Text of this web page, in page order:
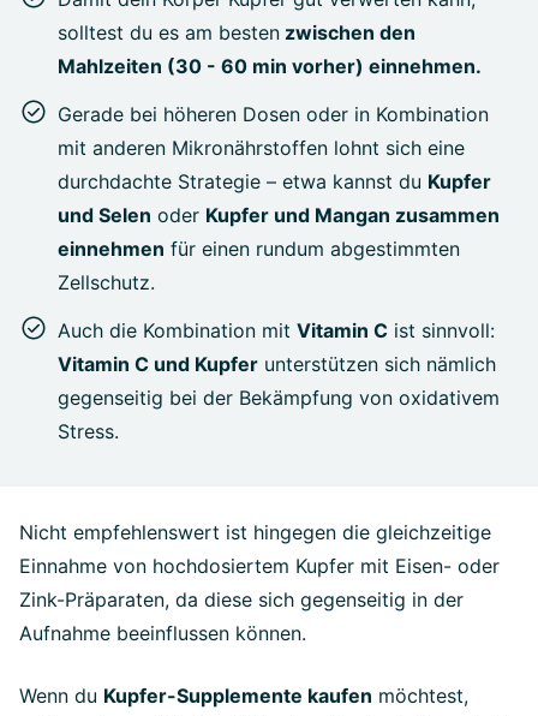
solltest du es am besten zwischen den
Mahlzeiten (30 - 60 min vorher) einnehmen.
Gerade bei höheren Dosen oder in Kombination
mit anderen Mikronährstoffen lohnt sich eine
durchdachte Strategie – etwa kannst du Kupfer
und Selen oder Kupfer und Mangan zusammen
einnehmen für einen rundum abgestimmten
Zellschutz.
Auch die Kombination mit Vitamin C ist sinnvoll:
Vitamin C und Kupfer unterstützen sich nämlich
gegenseitig bei der Bekämpfung von oxidativem
Stress.
Nicht empfehlenswert ist hingegen die gleichzeitige
Einnahme von hochdosiertem Kupfer mit Eisen- oder
Zink-Präparaten, da diese sich gegenseitig in der
Aufnahme beeinflussen können.
Wenn du Kupfer-Supplemente kaufen möchtest,